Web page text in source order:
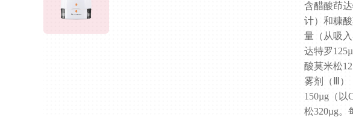
含醋酸茚
计）和糠
量（从吸
达特罗
酸莫米松
雾剂（Ⅲ）
150µg（以
松320µg。